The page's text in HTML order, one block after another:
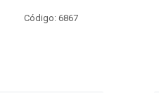
Código: 6867